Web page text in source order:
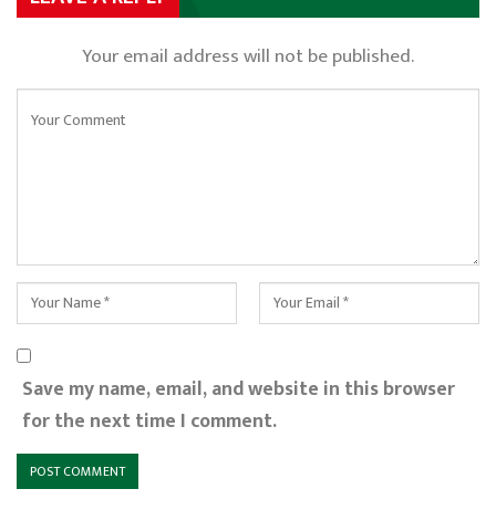
Your email address will not be published.
Save my name, email, and website in this browser
for the next time I comment.